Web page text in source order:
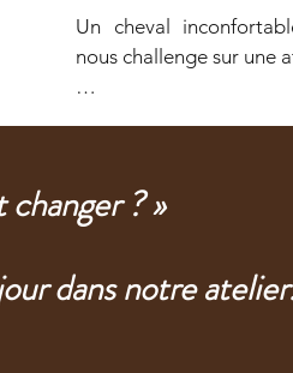
Un cheval
nous challenge sur une
évoluer les formes, les
?»
dans notre